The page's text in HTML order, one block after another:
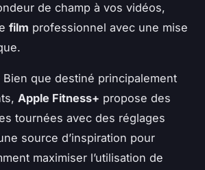
de champ à vos vidéos,
film professionnel avec une mise
Bien que destiné principalement
Apple Fitness+ propose des
tournées avec des réglages
source d’inspiration pour
maximiser l’utilisation de